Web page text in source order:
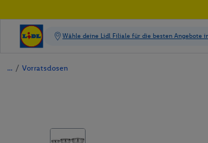
/ Vorratsdosen